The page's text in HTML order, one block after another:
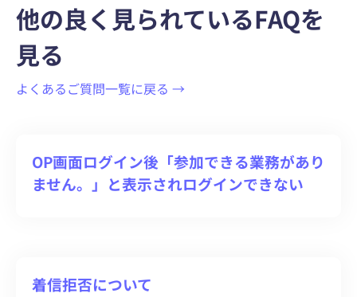
他の良く見られているFAQを
見る
よくあるご質問一覧に戻る →
OP画面ログイン後「参加できる業務があり
ません。」と表示されログインできない
着信拒否について